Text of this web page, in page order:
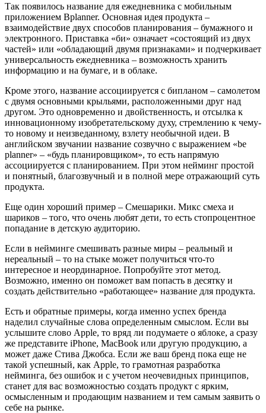
Так появилось название для ежедневника с мобильным
приложением Bplanner. Основная идея продукта –
взаимодействие двух способов планирования – бумажного и
электронного. Приставка «би» означает «состоящий из двух
частей» или «обладающий двумя признаками» и подчеркивает
универсальность ежедневника – возможность хранить
информацию и на бумаге, и в облаке.
Кроме этого, название ассоциируется с бипланом – самолетом
с двумя основными крыльями, расположенными друг над
другом. Это одновременно и двойственность, и отсылка к
инновационному изобретательскому духу, стремлению к чему-
то новому и неизведанному, взлету необычной идеи. В
английском звучании название созвучно с выражением «bе
planner» – «будь планировщиком», то есть напрямую
ассоциируется с планированием. При этом нейминг простой
и понятный, благозвучный и в полной мере отражающий суть
продукта.
Еще один хороший пример – Смешарики. Микс смеха и
шариков – того, что очень любят дети, то есть стопроцентное
попадание в детскую аудиторию.
Если в нейминге смешивать разные миры – реальный и
нереальный – то на стыке может получиться что-то
интересное и неординарное. Попробуйте этот метод.
Возможно, именно он поможет вам попасть в десятку и
создать действительно «работающее» название для продукта.
Есть и обратные примеры, когда именно успех бренда
наделил случайные слова определенным смыслом. Если вы
услышите слово Apple, то вряд ли подумаете о яблоке, а сразу
же представите iPhone, MacBook или другую продукцию, а
может даже Стива Джобса. Если же ваш бренд пока еще не
такой успешный, как Apple, то грамотная разработка
нейминга, без ошибок и с учетом неочевидных принципов,
станет для вас возможностью создать продукт с ярким,
осмысленным и продающим названием и тем самым заявить о
себе на рынке.